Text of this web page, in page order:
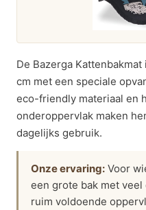
De Bazerga
cm met een speciale
eco-friendly materiaal en
onderoppervlak maken
dagelijks gebruik.
Onze ervaring: Voor
een grote bak met
ruim voldoende